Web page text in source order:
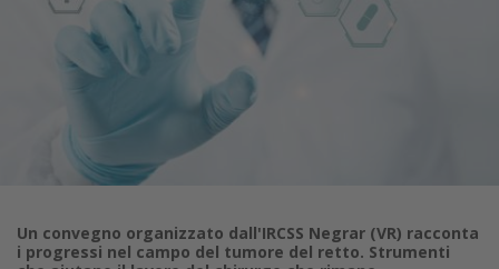
Un convegno organizzato dall'IRCSS Negrar (VR) racconta
i progressi nel campo del tumore del retto. Strumenti